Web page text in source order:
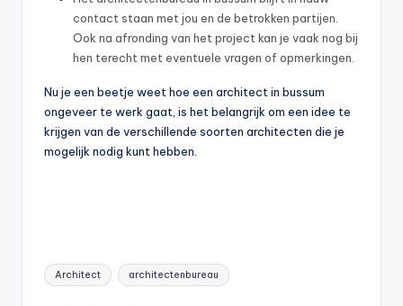
contact staan met jou en de betrokken partijen.
Ook na afronding van het project kan je vaak nog bij
hen terecht met eventuele vragen of opmerkingen.
Nu je een beetje weet hoe een architect in bussum
ongeveer te werk gaat, is het belangrijk om een idee te
krijgen van de verschillende soorten architecten die je
mogelijk nodig kunt hebben.
Tags:
Architect architectenbureau